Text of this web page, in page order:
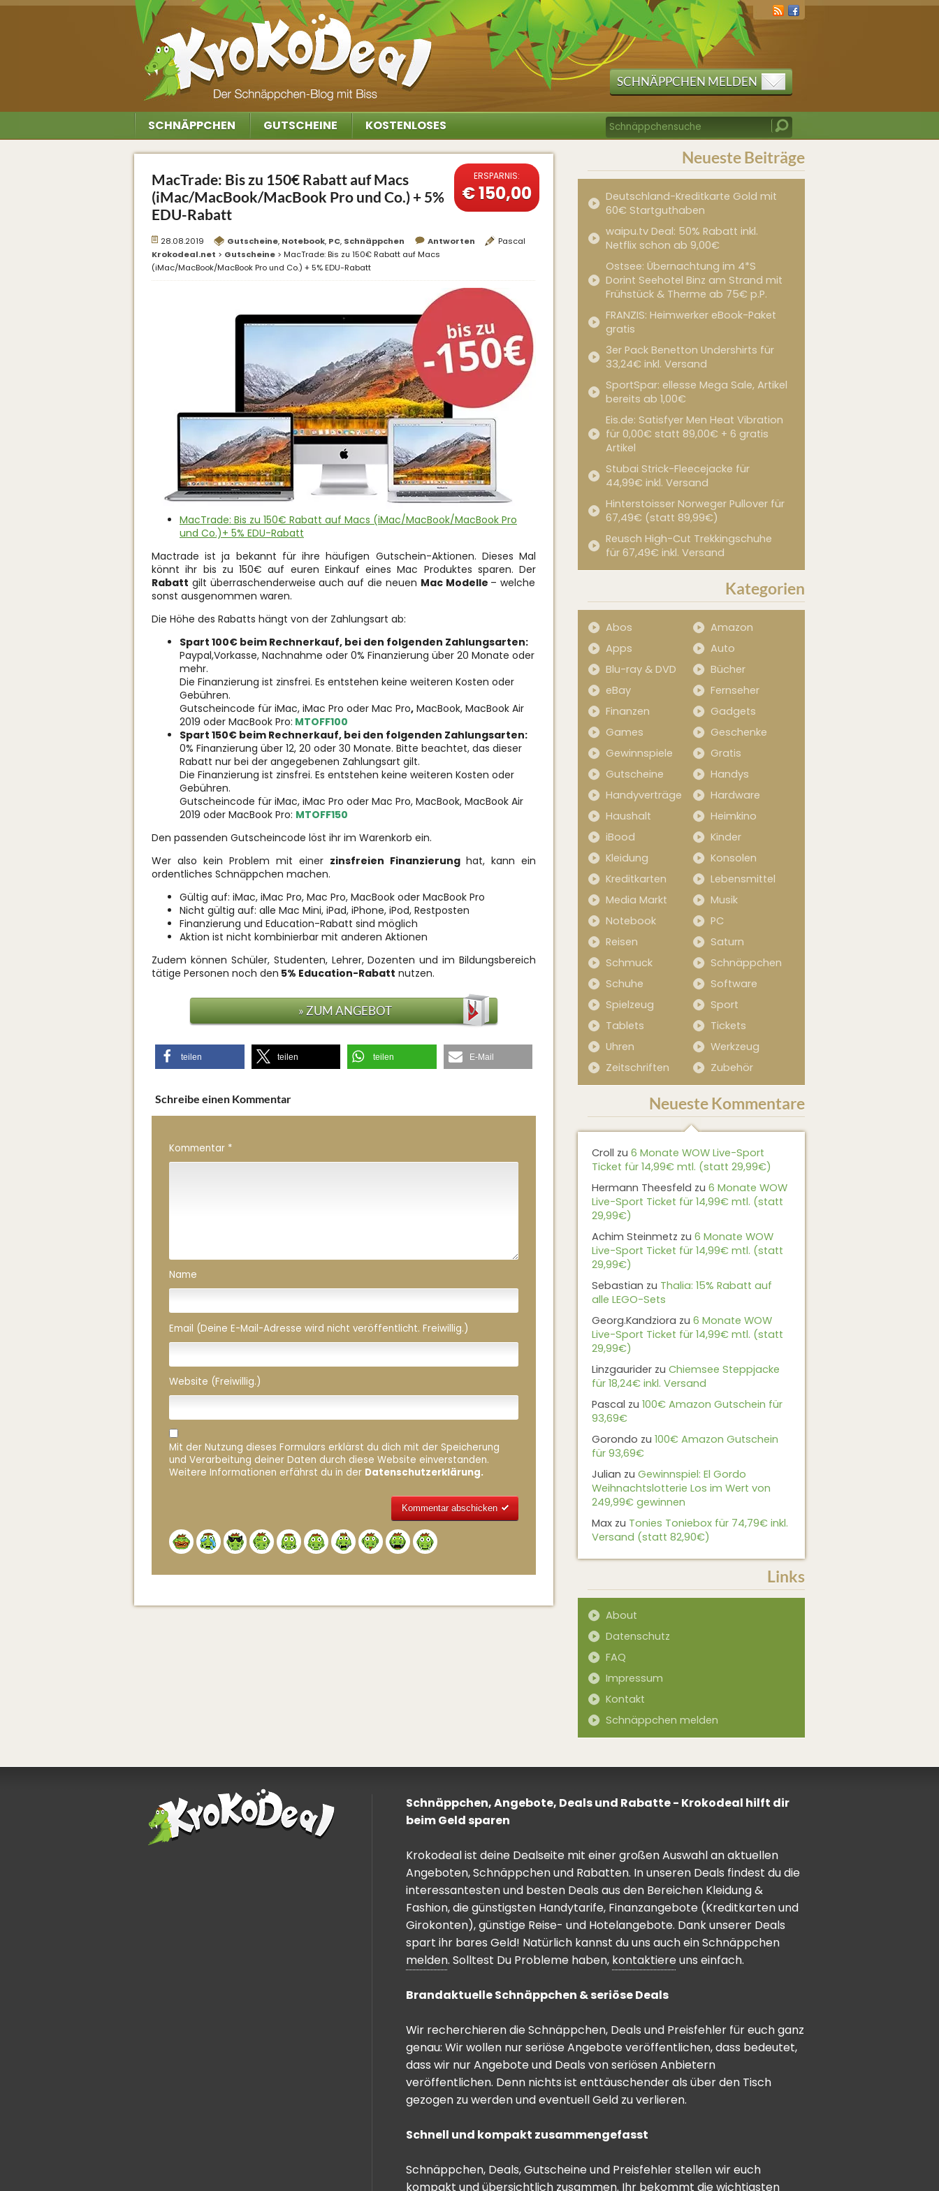
SCHNÄPPCHEN MELDEN
SCHNÄPPCHEN GUTSCHEINE KOSTENLOSES
MacTrade: Bis zu 150€ Rabatt auf Macs
(iMac/MacBook/MacBook Pro und Co.) + 5%
EDU-Rabatt
ERSPARNIS:
€ 150,00
28.08.2019 Gutscheine, Notebook, PC, Schnäppchen Antworten
Pascal
Krokodeal.net > Gutscheine > MacTrade: Bis zu 150€ Rabatt auf Macs
(iMac/MacBook/MacBook Pro und Co.) + 5% EDU-Rabatt
MacTrade: Bis zu 150€ Rabatt auf Macs (iMac/MacBook/MacBook Pro
und Co.)+ 5% EDU-Rabatt
Mactrade ist ja bekannt für ihre häufigen Gutschein-Aktionen. Dieses Mal
könnt ihr bis zu 150€ auf euren Einkauf eines Mac Produktes sparen. Der
Rabatt gilt überraschenderweise auch auf die neuen Mac Modelle – welche
sonst ausgenommen waren.
Die Höhe des Rabatts hängt von der Zahlungsart ab:
Spart 100€ beim Rechnerkauf, bei den folgenden Zahlungsarten:
Paypal,Vorkasse, Nachnahme oder 0% Finanzierung über 20 Monate oder
mehr.
Die Finanzierung ist zinsfrei. Es entstehen keine weiteren Kosten oder
Gebühren.
Gutscheincode für iMac, iMac Pro oder Mac Pro, MacBook, MacBook Air
2019 oder MacBook Pro: MTOFF100
Spart 150€ beim Rechnerkauf, bei den folgenden Zahlungsarten:
0% Finanzierung über 12, 20 oder 30 Monate. Bitte beachtet, das dieser
Rabatt nur bei der angegebenen Zahlungsart gilt.
Die Finanzierung ist zinsfrei. Es entstehen keine weiteren Kosten oder
Gebühren.
Gutscheincode für iMac, iMac Pro oder Mac Pro, MacBook, MacBook Air
2019 oder MacBook Pro: MTOFF150
Den passenden Gutscheincode löst ihr im Warenkorb ein.
Wer also kein Problem mit einer zinsfreien Finanzierung hat, kann ein
ordentliches Schnäppchen machen.
Gültig auf: iMac, iMac Pro, Mac Pro, MacBook oder MacBook Pro
Nicht gültig auf: alle Mac Mini, iPad, iPhone, iPod, Restposten
Finanzierung und Education-Rabatt sind möglich
Aktion ist nicht kombinierbar mit anderen Aktionen
Zudem können Schüler, Studenten, Lehrer, Dozenten und im Bildungsbereich
tätige Personen noch den 5% Education-Rabatt nutzen.
» ZUM ANGEBOT
teilen teilen teilen E-Mail
Schreibe einen Kommentar
Kommentar *
Name
Email (Deine E-Mail-Adresse wird nicht veröffentlicht. Freiwillig.)
Website (Freiwillig.)
Mit der Nutzung dieses Formulars erklärst du dich mit der Speicherung
und Verarbeitung deiner Daten durch diese Website einverstanden.
Weitere Informationen erfährst du in der Datenschutzerklärung.
Neueste Beiträge
Deutschland-Kreditkarte Gold mit
60€ Startguthaben
waipu.tv Deal: 50% Rabatt inkl.
Netflix schon ab 9,00€
Ostsee: Übernachtung im 4*S
Dorint Seehotel Binz am Strand mit
Frühstück & Therme ab 75€ p.P.
FRANZIS: Heimwerker eBook-Paket
gratis
3er Pack Benetton Undershirts für
33,24€ inkl. Versand
SportSpar: ellesse Mega Sale, Artikel
bereits ab 1,00€
Eis.de: Satisfyer Men Heat Vibration
für 0,00€ statt 89,00€ + 6 gratis
Artikel
Stubai Strick-Fleecejacke für
44,99€ inkl. Versand
Hinterstoisser Norweger Pullover für
67,49€ (statt 89,99€)
Reusch High-Cut Trekkingschuhe
für 67,49€ inkl. Versand
Kategorien
Abos
Amazon
Apps
Auto
Blu-ray & DVD
Bücher
eBay
Fernseher
Finanzen
Gadgets
Games
Geschenke
Gewinnspiele
Gratis
Gutscheine
Handys
Handyverträge
Hardware
Haushalt
Heimkino
iBood
Kinder
Kleidung
Konsolen
Kreditkarten
Lebensmittel
Media Markt
Musik
Notebook
PC
Reisen
Saturn
Schmuck
Schnäppchen
Schuhe
Software
Spielzeug
Sport
Tablets
Tickets
Uhren
Werkzeug
Zeitschriften
Zubehör
Neueste Kommentare
Croll zu 6 Monate WOW Live-Sport
Ticket für 14,99€ mtl. (statt 29,99€)
Hermann Theesfeld zu 6 Monate WOW
Live-Sport Ticket für 14,99€ mtl. (statt
29,99€)
Achim Steinmetz zu 6 Monate WOW
Live-Sport Ticket für 14,99€ mtl. (statt
29,99€)
Sebastian zu Thalia: 15% Rabatt auf
alle LEGO-Sets
Georg.Kandziora zu 6 Monate WOW
Live-Sport Ticket für 14,99€ mtl. (statt
29,99€)
Linzgaurider zu Chiemsee Steppjacke
für 18,24€ inkl. Versand
Pascal zu 100€ Amazon Gutschein für
93,69€
Gorondo zu 100€ Amazon Gutschein
für 93,69€
Julian zu Gewinnspiel: El Gordo
Weihnachtslotterie Los im Wert von
249,99€ gewinnen
Max zu Tonies Toniebox für 74,79€ inkl.
Versand (statt 82,90€)
Links
About
Datenschutz
FAQ
Impressum
Kontakt
Schnäppchen melden
Schnäppchen, Angebote, Deals und Rabatte - Krokodeal hilft dir
beim Geld sparen
Krokodeal ist deine Dealseite mit einer großen Auswahl an aktuellen
Angeboten, Schnäppchen und Rabatten. In unseren Deals findest du die
interessantesten und besten Deals aus den Bereichen Kleidung &
Fashion, die günstigsten Handytarife, Finanzangebote (Kreditkarten und
Girokonten), günstige Reise- und Hotelangebote. Dank unserer Deals
spart ihr bares Geld! Natürlich kannst du uns auch ein Schnäppchen
melden. Solltest Du Probleme haben, kontaktiere uns einfach.
Brandaktuelle Schnäppchen & seriöse Deals
Wir recherchieren die Schnäppchen, Deals und Preisfehler für euch ganz
genau: Wir wollen nur seriöse Angebote veröffentlichen, dass bedeutet,
dass wir nur Angebote und Deals von seriösen Anbietern
veröffentlichen. Denn nichts ist enttäuschender als über den Tisch
gezogen zu werden und eventuell Geld zu verlieren.
Schnell und kompakt zusammengefasst
Schnäppchen, Deals, Gutscheine und Preisfehler stellen wir euch
kompakt und übersichtlich zusammen. Ihr bekommt die wichtigsten